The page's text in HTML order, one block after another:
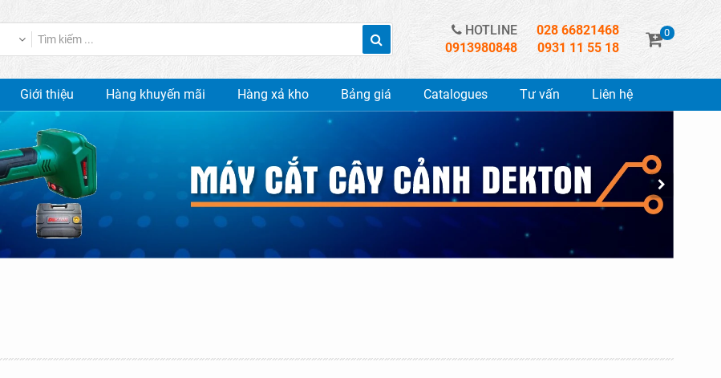
HOTLINE
028 66821468
0913980848
0931 11 55 18
0
Giới thiệu Hàng khuyến mãi Hàng xả kho Bảng giá Catalogues Tư vấn Liên hệ